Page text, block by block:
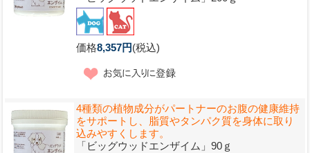
価格8,357円(税込)
4種類の植物成分がパートナーのお腹の健康維持
をサポートし、脂質やタンパク質を身体に取り
込みやすくします。
「ビッグウッドエンザイム」90ｇ